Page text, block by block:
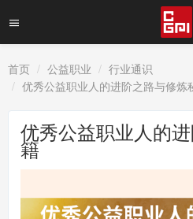
首页 公益职业
行业通识
优秀公益职业人的进阶之路与修炼
优秀公益职业人的
籍